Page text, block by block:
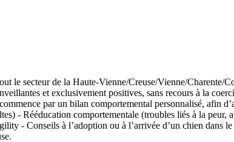
le secteur de la Haute-Vienne/Creuse/Vienne/Charente/
et exclusivement positives, sans recours à la
par un bilan comportemental personnalisé, afin
- Rééducation comportementale (troubles liés à la peur,
- Conseils à l’adoption ou à l’arrivée d’un chien dans